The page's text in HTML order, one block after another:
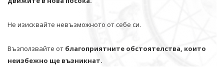
Не изисквайте невъзможното от себе си.
Възползвайте от благоприятните обстоятелства, които
неизбежно ще възникнат.